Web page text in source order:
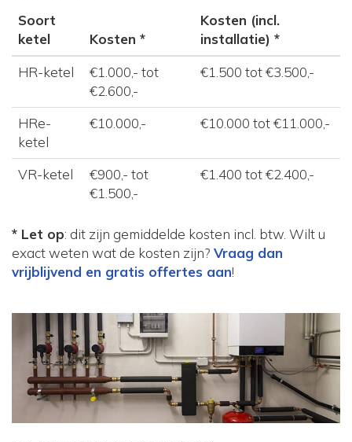
Soort
ketel
Kosten *
Kosten (incl.
installatie) *
HR-ketel
€1.000,- tot
€2.600,-
€1.500 tot €3.500,-
HRe-
ketel
€10.000,- €10.000 tot €11.000,-
VR-ketel
€900,- tot
€1.500,-
€1.400 tot €2.400,-
* Let op: dit zijn gemiddelde kosten incl. btw. Wilt u
exact weten wat de kosten zijn? Vraag dan
vrijblijvend en gratis offertes aan!